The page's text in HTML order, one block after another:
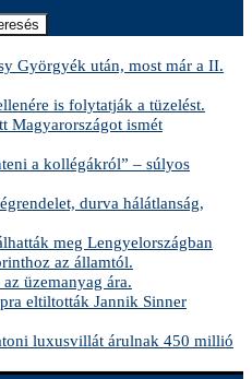
Györgyék után, most már a II.
is folytatják a tüzelést.
Magyarországot ismét
a kollégákról” – súlyos
durva hálátlanság,
meg Lengyelországban
az államtól.
üzemanyag ára.
eltiltották Jannik Sinner
luxusvillát árulnak 450 millió